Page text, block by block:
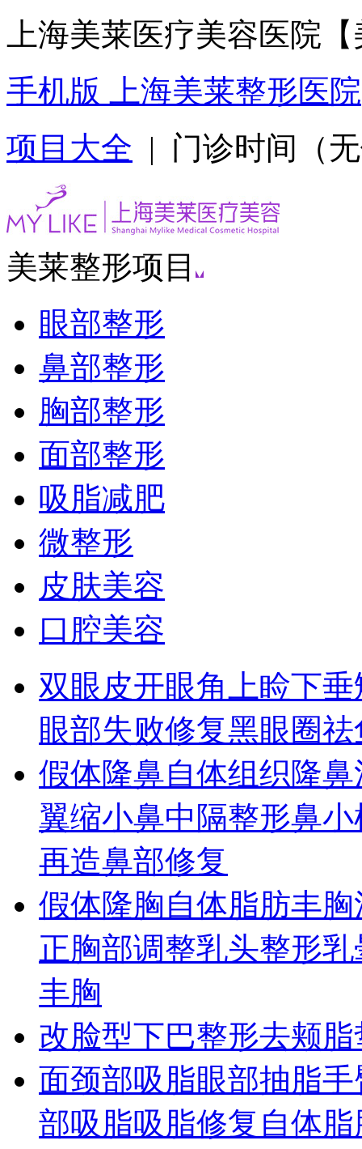
上海美莱医疗美容医院
手机版 上海美莱整形医院
项目大全 | 门诊时间（
美莱整形项目
眼部整形
鼻部整形
胸部整形
面部整形
吸脂减肥
微整形
皮肤美容
口腔美容
双眼皮开眼角
上睑下
眼部失败修复黑眼圈祛
假体隆鼻自体组织隆鼻
翼缩小鼻中隔整形鼻小
再造鼻部修复
假体隆胸自体脂肪丰胸
正胸部调整乳头整形乳
丰胸
改脸型下巴整形去颊脂
面颈部吸脂眼部抽脂手
部吸脂吸脂修复 自体脂